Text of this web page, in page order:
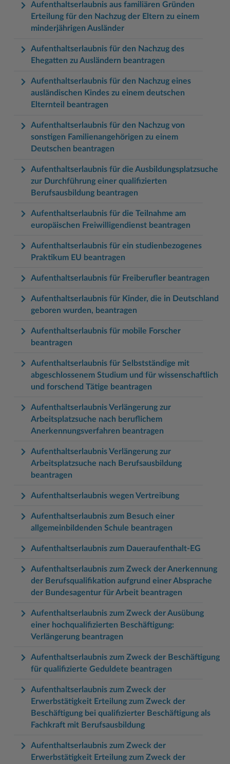
Aufenthaltserlaubnis aus familiären Gründen
Erteilung für den Nachzug der Eltern zu einem
minderjährigen Ausländer
Aufenthaltserlaubnis für den Nachzug des
Ehegatten zu Ausländern beantragen
Aufenthaltserlaubnis für den Nachzug eines
ausländischen Kindes zu einem deutschen
Elternteil beantragen
Aufenthaltserlaubnis für den Nachzug von
sonstigen Familienangehörigen zu einem
Deutschen beantragen
Aufenthaltserlaubnis für die Ausbildungsplatzsuche
zur Durchführung einer qualifizierten
Berufsausbildung beantragen
Aufenthaltserlaubnis für die Teilnahme am
europäischen Freiwilligendienst beantragen
Aufenthaltserlaubnis für ein studienbezogenes
Praktikum EU beantragen
Aufenthaltserlaubnis für Freiberufler beantragen
Aufenthaltserlaubnis für Kinder, die in Deutschland
geboren wurden, beantragen
Aufenthaltserlaubnis für mobile Forscher
beantragen
Aufenthaltserlaubnis für Selbstständige mit
abgeschlossenem Studium und für wissenschaftlich
und forschend Tätige beantragen
Aufenthaltserlaubnis Verlängerung zur
Arbeitsplatzsuche nach beruflichem
Anerkennungsverfahren beantragen
Aufenthaltserlaubnis Verlängerung zur
Arbeitsplatzsuche nach Berufsausbildung
beantragen
Aufenthaltserlaubnis wegen Vertreibung
Aufenthaltserlaubnis zum Besuch einer
allgemeinbildenden Schule beantragen
Aufenthaltserlaubnis zum Daueraufenthalt-EG
Aufenthaltserlaubnis zum Zweck der Anerkennung
der Berufsqualifikation aufgrund einer Absprache
der Bundesagentur für Arbeit beantragen
Aufenthaltserlaubnis zum Zweck der Ausübung
einer hochqualifizierten Beschäftigung:
Verlängerung beantragen
Aufenthaltserlaubnis zum Zweck der Beschäftigung
für qualifizierte Geduldete beantragen
Aufenthaltserlaubnis zum Zweck der
Erwerbstätigkeit Erteilung zum Zweck der
Beschäftigung bei qualifizierter Beschäftigung als
Fachkraft mit Berufsausbildung
Aufenthaltserlaubnis zum Zweck der
Erwerbstätigkeit Erteilung zum Zweck der